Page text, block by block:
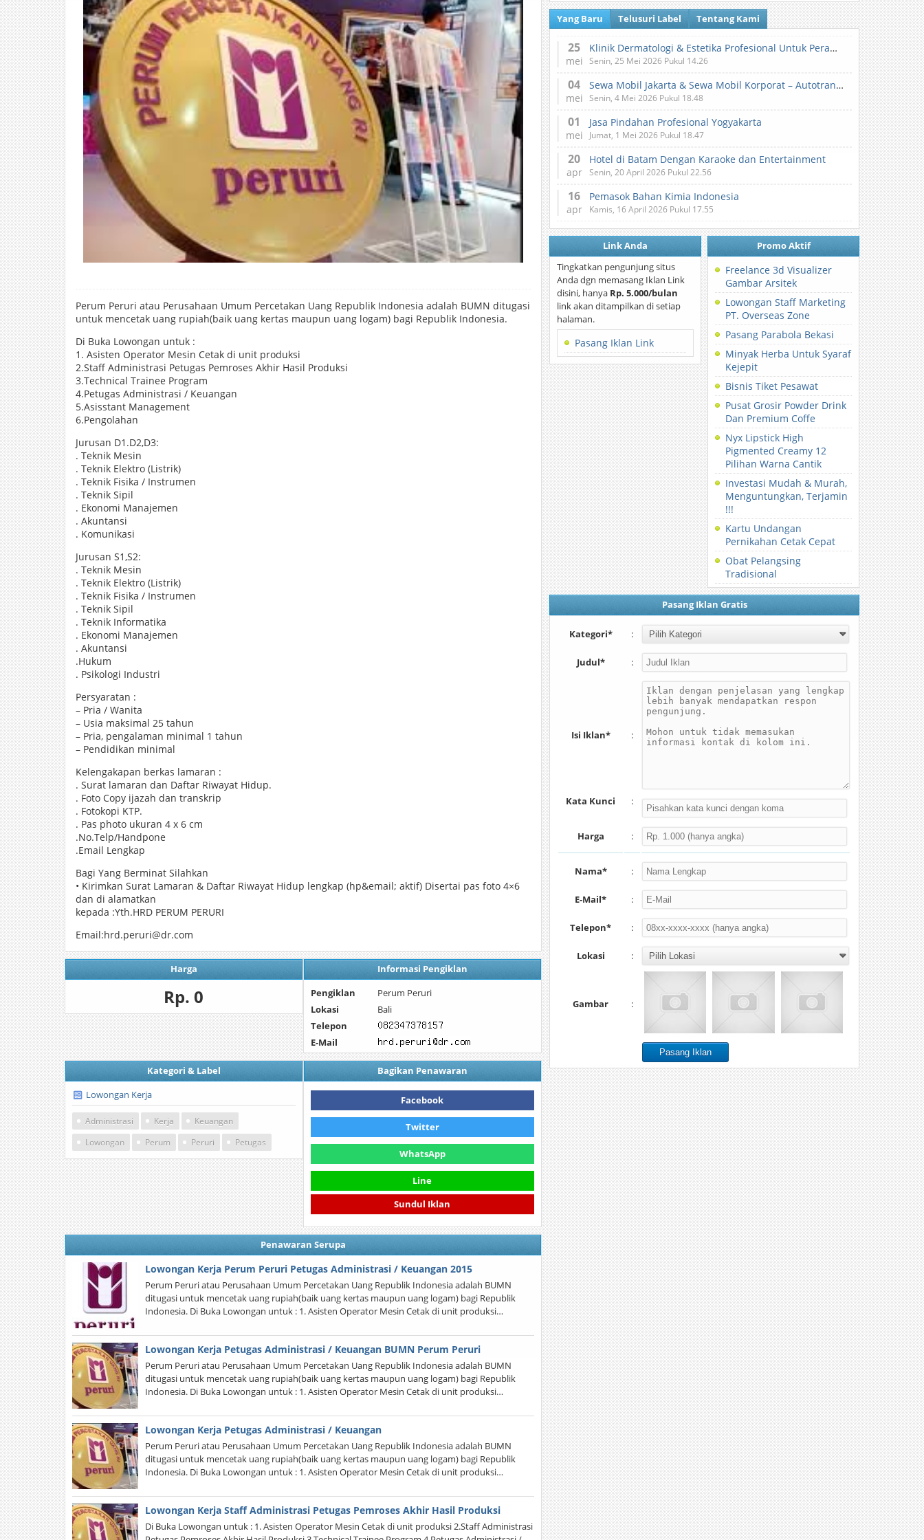
Perum Peruri atau Perusahaan Umum Percetakan Uang Republik Indonesia adalah BUMN ditugasi
untuk mencetak uang rupiah(baik uang kertas maupun uang logam) bagi Republik Indonesia.
Di Buka Lowongan untuk :
1. Asisten Operator Mesin Cetak di unit produksi
2.Staff Administrasi Petugas Pemroses Akhir Hasil Produksi
3.Technical Trainee Program
4.Petugas Administrasi / Keuangan
5.Asisstant Management
6.Pengolahan
Jurusan D1.D2,D3:
. Teknik Mesin
. Teknik Elektro (Listrik)
. Teknik Fisika / Instrumen
. Teknik Sipil
. Ekonomi Manajemen
. Akuntansi
. Komunikasi
Jurusan S1,S2:
. Teknik Mesin
. Teknik Elektro (Listrik)
. Teknik Fisika / Instrumen
. Teknik Sipil
. Teknik Informatika
. Ekonomi Manajemen
. Akuntansi
.Hukum
. Psikologi Industri
Persyaratan :
– Pria / Wanita
– Usia maksimal 25 tahun
– Pria, pengalaman minimal 1 tahun
– Pendidikan minimal
Kelengakapan berkas lamaran :
. Surat lamaran dan Daftar Riwayat Hidup.
. Foto Copy ijazah dan transkrip
. Fotokopi KTP.
. Pas photo ukuran 4 x 6 cm
.No.Telp/Handpone
.Email Lengkap
Bagi Yang Berminat Silahkan
• Kirimkan Surat Lamaran & Daftar Riwayat Hidup lengkap (hp&email; aktif) Disertai pas foto 4×6
dan di alamatkan
kepada :Yth.HRD PERUM PERURI
Email:hrd.peruri@dr.com
Harga
Rp. 0
Informasi Pengiklan
Pengiklan
Perum Peruri
Lokasi
Bali
Telepon
E-Mail
Kategori & Label
Lowongan Kerja
Administrasi Kerja
Keuangan
Lowongan
Perum Peruri Petugas
Bagikan Penawaran
Facebook
Twitter
WhatsApp
Line
Sundul Iklan
Penawaran Serupa
Lowongan Kerja Perum Peruri Petugas Administrasi / Keuangan 2015
Perum Peruri atau Perusahaan Umum Percetakan Uang Republik Indonesia adalah BUMN
ditugasi untuk mencetak uang rupiah(baik uang kertas maupun uang logam) bagi Republik
Indonesia. Di Buka Lowongan untuk : 1. Asisten Operator Mesin Cetak di unit produksi…
Lowongan Kerja Petugas Administrasi / Keuangan BUMN Perum Peruri
Perum Peruri atau Perusahaan Umum Percetakan Uang Republik Indonesia adalah BUMN
ditugasi untuk mencetak uang rupiah(baik uang kertas maupun uang logam) bagi Republik
Indonesia. Di Buka Lowongan untuk : 1. Asisten Operator Mesin Cetak di unit produksi…
Lowongan Kerja Petugas Administrasi / Keuangan
Perum Peruri atau Perusahaan Umum Percetakan Uang Republik Indonesia adalah BUMN
ditugasi untuk mencetak uang rupiah(baik uang kertas maupun uang logam) bagi Republik
Indonesia. Di Buka Lowongan untuk : 1. Asisten Operator Mesin Cetak di unit produksi…
Lowongan Kerja Staff Administrasi Petugas Pemroses Akhir Hasil Produksi
Di Buka Lowongan untuk : 1. Asisten Operator Mesin Cetak di unit produksi 2.Staff Administrasi
Yang Baru Telusuri Label Tentang Kami
25
mei
Klinik Dermatologi & Estetika Profesional Untuk Perawatan Kulit dan Kecantikan
Senin, 25 Mei 2026 Pukul 14.26
04
mei
Sewa Mobil Jakarta & Sewa Mobil Korporat – Autotranz Indonesia
Senin, 4 Mei 2026 Pukul 18.48
01
mei
Jasa Pindahan Profesional Yogyakarta
Jumat, 1 Mei 2026 Pukul 18.47
20
apr
Hotel di Batam Dengan Karaoke dan Entertainment
Senin, 20 April 2026 Pukul 22.56
16
apr
Pemasok Bahan Kimia Indonesia
Kamis, 16 April 2026 Pukul 17.55
Link Anda
Tingkatkan pengunjung situs
Anda dgn memasang Iklan Link
disini, hanya Rp. 5.000/bulan
link akan ditampilkan di setiap
halaman.
Pasang Iklan Link
Promo Aktif
Freelance 3d Visualizer
Gambar Arsitek
Lowongan Staff Marketing
PT. Overseas Zone
Pasang Parabola Bekasi
Minyak Herba Untuk Syaraf
Kejepit
Bisnis Tiket Pesawat
Pusat Grosir Powder Drink
Dan Premium Coffe
Nyx Lipstick High
Pigmented Creamy 12
Pilihan Warna Cantik
Investasi Mudah & Murah,
Menguntungkan, Terjamin
!!!
Kartu Undangan
Pernikahan Cetak Cepat
Obat Pelangsing
Tradisional
Pasang Iklan Gratis
Kategori* :
Judul* :
Isi Iklan* :
Kata Kunci :
Harga :
Nama* :
E-Mail* :
Telepon* :
Lokasi :
Gambar :